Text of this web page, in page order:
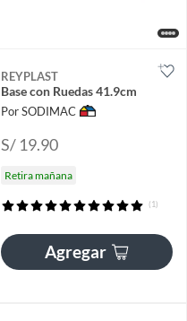
REYPLAST
Base con Ruedas 41.9cm
Por SODIMAC
S/ 19.90
Retira mañana
(1)
Agregar